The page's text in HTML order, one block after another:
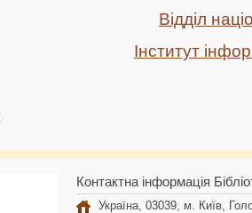
Відділ
Інститут
Контактна інформація
Україна, 03039, м. Київ,